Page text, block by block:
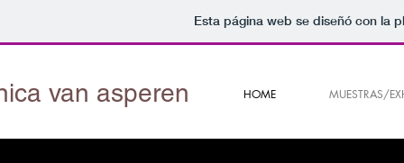
Esta página web se diseñó con la
van asperen HOME MUESTRAS/